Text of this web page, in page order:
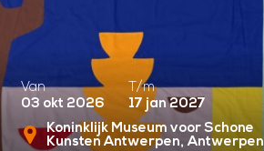
Van
03 okt 2026
T/m
17 jan 2027
Koninklijk Museum voor Schone
Kunsten Antwerpen Antwerpen